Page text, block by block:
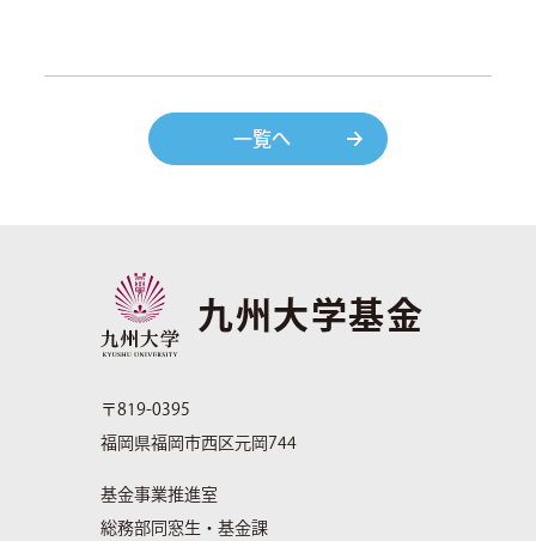
一覧へ
九州大学基金
〒819-0395
福岡県福岡市西区元岡744
基金事業推進室
総務部同窓生・基金課